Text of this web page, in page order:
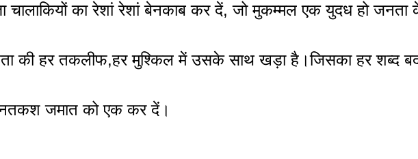
का रेशां रेशां बेनकाब कर दें, जो मुकम्मल एक युदध हो
की हर तकलीफ,हर मुश्किल में उसके साथ खड़ा है।जिसका हर शब्द
जमात को एक कर दें।